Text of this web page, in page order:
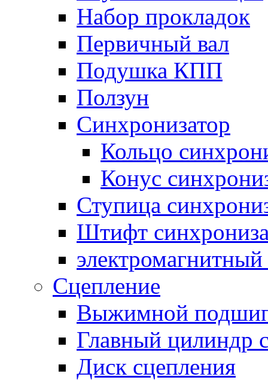
Набор прокладок
Первичный вал
Подушка КПП
Ползун
Синхронизатор
Кольцо
Конус
Ступица
Штифт
электромагнитный
Сцепление
Выжимной
Главный цилиндр
Диск сцепления